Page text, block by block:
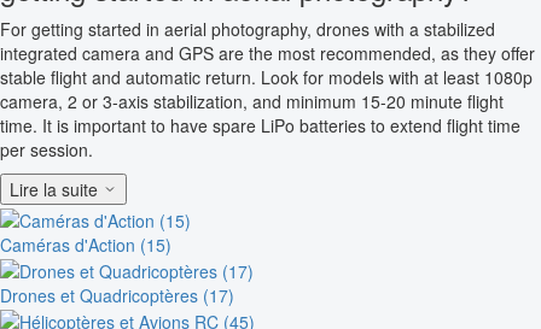
For getting started in aerial photography, drones with a stabilized
integrated camera and GPS are the most recommended, as they offer
stable flight and automatic return. Look for models with at least 1080p
camera, 2 or 3-axis stabilization, and minimum 15-20 minute flight
time. It is important to have spare LiPo batteries to extend flight time
per session.
Lire la suite
Caméras d'Action (15)
Drones et Quadricoptères (17)